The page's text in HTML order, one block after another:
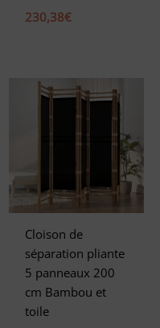
230,38€
Cloison de
séparation pliante
5 panneaux 200
cm Bambou et
toile